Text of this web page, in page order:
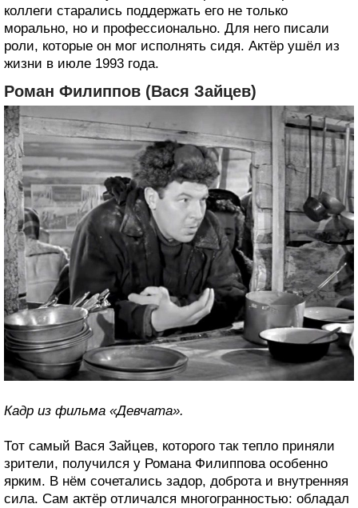
коллеги старались поддержать его не только
морально, но и профессионально. Для него писали
роли, которые он мог исполнять сидя. Актёр ушёл из
жизни в июле 1993 года.
Роман Филиппов (Вася Зайцев)
Кадр из фильма «Девчата».
Тот самый Вася Зайцев, которого так тепло приняли
зрители, получился у Романа Филиппова особенно
ярким. В нём сочетались задор, доброта и внутренняя
сила. Сам актёр отличался многогранностью: обладал